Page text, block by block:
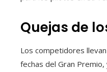
Quejas de
Los competidores
fechas del Gran